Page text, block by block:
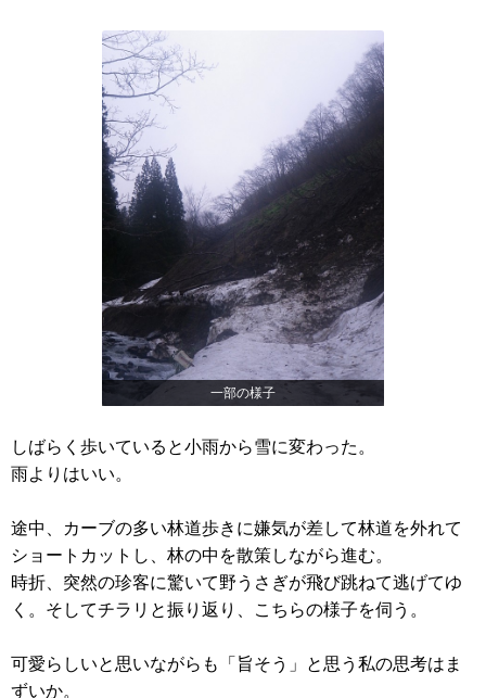
一部の様子
しばらく歩いていると小雨から雪に変わった。
雨よりはいい。
途中、カーブの多い林道歩きに嫌気が差して林道を外れて
ショートカットし、林の中を散策しながら進む。
時折、突然の珍客に驚いて野うさぎが飛び跳ねて逃げてゆ
く。そしてチラリと振り返り、こちらの様子を伺う。
可愛らしいと思いながらも「旨そう」と思う私の思考はま
ずいか。